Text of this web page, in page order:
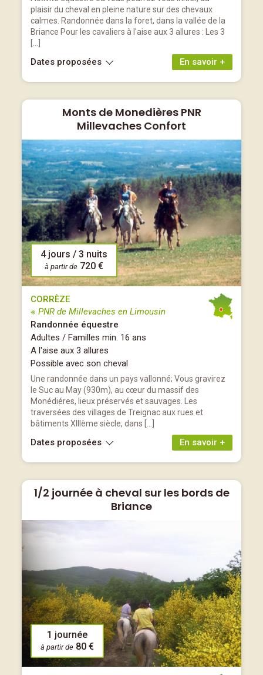
plaisir du cheval en pleine nature sur des chevaux
calmes. Randonnée dans la foret, dans la vallée de la
Briance Pour les cavaliers à l'aise aux 3 allures : Les 3
En savoir +
Dates proposées
Monts de Monedières PNR
Millevaches Confort
4 jours / 3 nuits
à partir de 720 €
CORRÈZE
※ PNR de Millevaches en Limousin
Randonnée équestre
Adultes / Familles min. 16 ans
A l'aise aux 3 allures
Possible avec son cheval
Une randonnée dans un pays vallonné; Vous gravirez
le Suc au May (930m), au cœur du massif des
Monédiéres, lieux préservés et sauvages. Les
traversées des villages de Treignac aux rues et
bâtiments XIIIème siècle, dans […]
En savoir +
Dates proposées
1/2 journée à cheval sur les bords de
Briance
1 journée
à partir de 80 €